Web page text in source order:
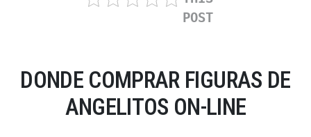
POST
DONDE COMPRAR FIGURAS DE
ANGELITOS ON-LINE